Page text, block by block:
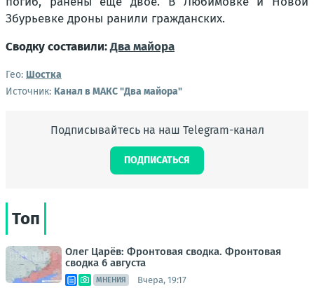
Збурьевке дроны ранили гражданских.
Сводку составили:Два майора
Гео: Шостка
Источник: Канал в МАКС "Два майора"
Подписывайтесь на наш Telegram-канал
ПОДПИСАТЬСЯ
Топ
Олег Царёв: Фронтовая сводка. Фронтовая
сводка 6 августа
МНЕНИЯ Вчера, 19:17